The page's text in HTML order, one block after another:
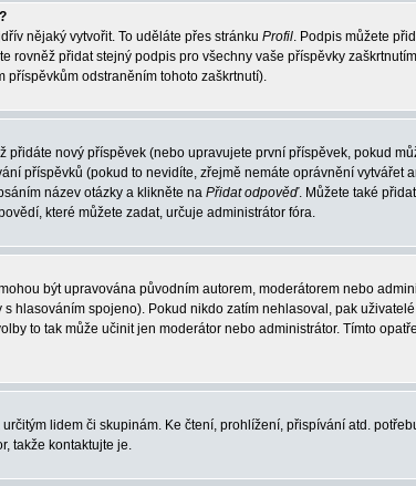
nějaký vytvořit. To uděláte přes stránku Profil. Podpis můžete
rovněž přidat stejný podpis pro všechny vaše příspěvky
příspěvkům odstraněním tohoto zaškrtnutí).
přidáte nový příspěvek (nebo upravujete první příspěvek, pokud
příspěvků (pokud to nevidíte, zřejmě nemáte oprávnění vytvářet
název otázky a klikněte na Přidat odpověď. Můžete také
které můžete zadat, určuje administrátor fóra.
být upravována původním autorem, moderátorem nebo
hlasováním spojeno). Pokud nikdo zatím nehlasoval, pak
to tak může učinit jen moderátor nebo administrátor. Tímto
lidem či skupinám. Ke čtení, prohlížení, přispívání atd.
takže kontaktujte je.